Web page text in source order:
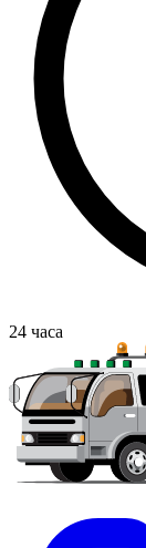
24 часа